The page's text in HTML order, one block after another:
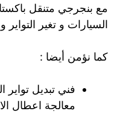
مع بنجرجي متنقل
السيارات و تغير التواير
كما نؤمن أيضا :
فني تبديل
معالجة اعطال